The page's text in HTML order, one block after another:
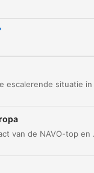
In deze aflevering analyseren de presentatoren de impact van de